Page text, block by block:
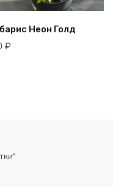
Неон Голд
₽